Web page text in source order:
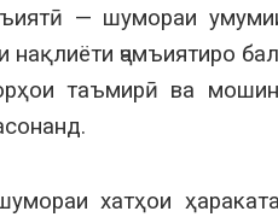
— шумораи
ҷамъиятиро
таъмирӣ ва
хатҳои